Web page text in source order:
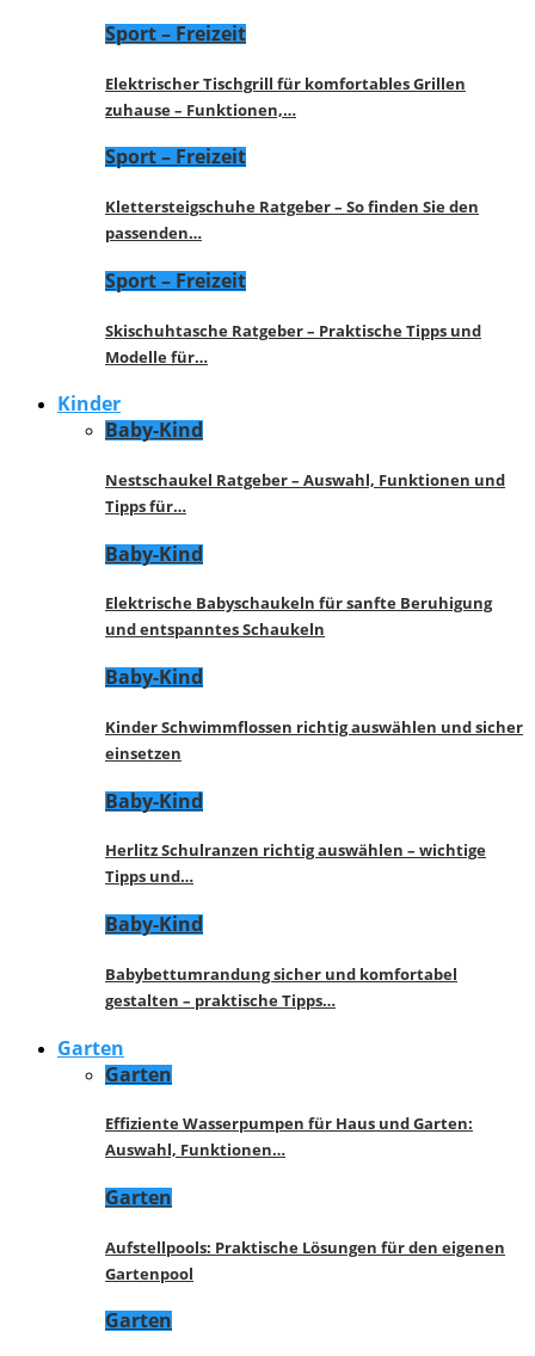
Sport – Freizeit
Elektrischer Tischgrill für komfortables Grillen
zuhause – Funktionen,…
Sport – Freizeit
Klettersteigschuhe Ratgeber – So finden Sie den
passenden…
Sport – Freizeit
Skischuhtasche Ratgeber – Praktische Tipps und
Modelle für…
Kinder
Baby-Kind
Nestschaukel Ratgeber – Auswahl, Funktionen und
Tipps für…
Baby-Kind
Elektrische Babyschaukeln für sanfte Beruhigung
und entspanntes Schaukeln
Baby-Kind
Kinder Schwimmflossen richtig auswählen und sicher
einsetzen
Baby-Kind
Herlitz Schulranzen richtig auswählen – wichtige
Tipps und…
Baby-Kind
Babybettumrandung sicher und komfortabel
gestalten – praktische Tipps…
Garten
Garten
Effiziente Wasserpumpen für Haus und Garten:
Auswahl, Funktionen…
Garten
Aufstellpools: Praktische Lösungen für den eigenen
Gartenpool
Garten